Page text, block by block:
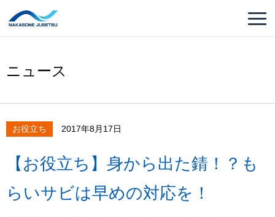
ニュース
お役立ち 2017年8月17日
【お役立ち】身から出た錆！？も
らいサビは早めの対応を！